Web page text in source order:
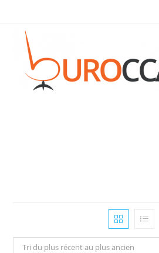
Tri du plus récent au plus ancien